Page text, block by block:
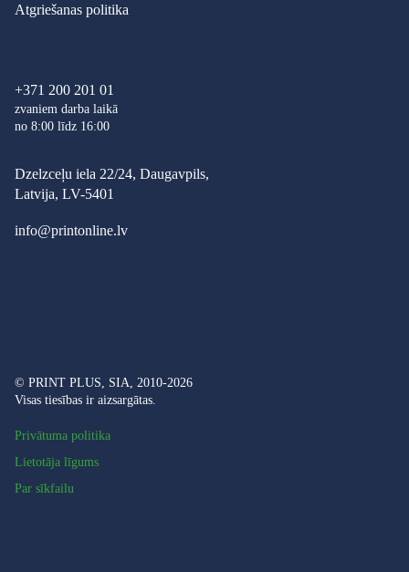
Atgriešanas politika
+371 200 201 01
zvaniem darba laikā
no 8:00 līdz 16:00
Dzelzceļu iela 22/24, Daugavpils,
Latvija, LV-5401
info@printonline.lv
© PRINT PLUS, SIA, 2010-2026
Visas tiesības ir aizsargātas.
Privātuma politika
Lietotāja līgums
Par sīkfailu